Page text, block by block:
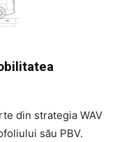
din strategia WAV
său PBV.